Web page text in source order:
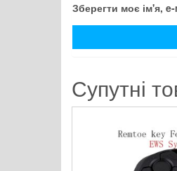
Зберегти моє ім'я,
Супутні